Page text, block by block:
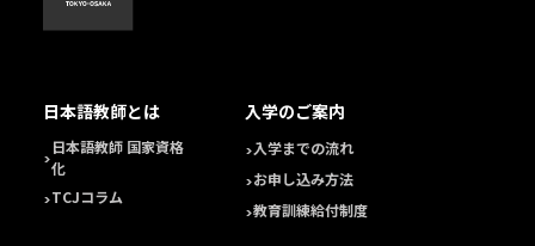
日本語教師とは
日本語教師 国家資格
化
TCJコラム
入学のご案内
入学までの流れ
お申し込み方法
教育訓練給付制度